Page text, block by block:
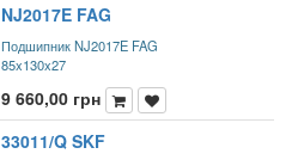
NJ2017E FAG
Подшипник NJ2017E FAG
85x130x27
9 660,00 грн
33011/Q SKF